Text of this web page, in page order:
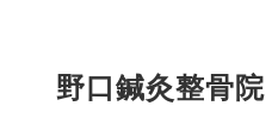
野口鍼灸整骨院